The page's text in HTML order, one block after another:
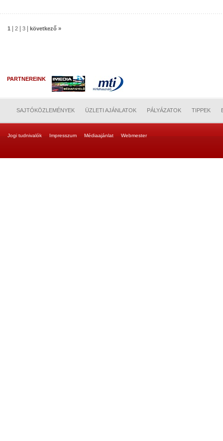
1 2 3 következő »
PARTNEREINK
SAJTÓKÖZLEMÉNYEK ÜZLETI AJÁNLATOK PÁLYÁZATOK TIPPEK
Jogi tudnivalók Impresszum Médiaajánlat Webmester